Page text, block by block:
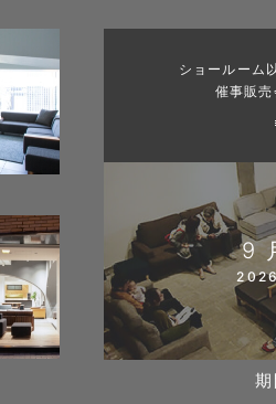
ショールーム
催事販売
9